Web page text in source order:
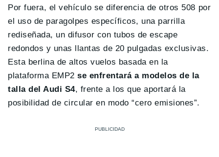
Por fuera, el vehículo se diferencia de otros 508 por
el uso de paragolpes específicos, una parrilla
rediseñada, un difusor con tubos de escape
redondos y unas llantas de 20 pulgadas exclusivas.
Esta berlina de altos vuelos basada en la
plataforma EMP2se enfrentará a modelos de la
talla del Audi S4, frente a los que aportará la
posibilidad de circular en modo “cero emisiones”.